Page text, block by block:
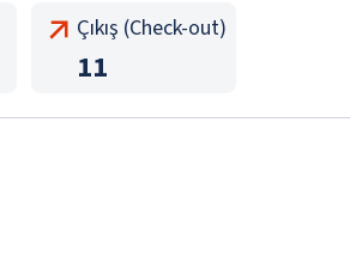
Çıkış (Check-out)
11